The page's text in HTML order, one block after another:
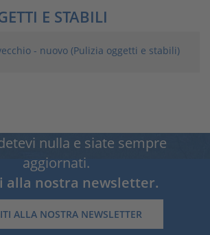
E STABILI
- nuovo (Pulizia oggetti e stabili)
nulla e siate sempre
aggiornati.
alla nostra newsletter.
ALLA NOSTRA NEWSLETTER